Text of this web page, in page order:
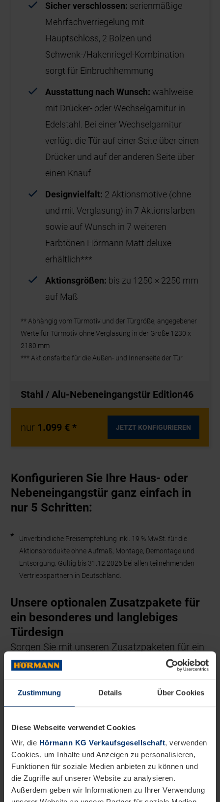
Zustimmung Details Über Cookies
Diese Webseite verwendet Cookies
Wir, die Hörmann KG Verkaufsgesellschaft, verwenden
Cookies, um Inhalte und Anzeigen zu personalisieren,
Funktionen für soziale Medien anbieten zu können und
die Zugriffe auf unserer Website zu analysieren.
Außerdem geben wir Informationen zu Ihrer Verwendung
Sicher verschlossen: serienmäßige
Mehrfachverriegelung mit
Hauptschloss, 2 Bolzen und
Schwenk-/Hakenriegel-Kombination
sorgt für Einbruchhemmung
Ausstattung nach Wunsch: wahlweise
mit Drücker- oder Wechselgarnitur in
Edelstahl. Bei einer Wechselgarnitur
verfügt die Tür auf einer Seite über einen
Drücker und auf der anderen Seite über
einen Knauf
Designvielfalt: 2 Aktionsmotive (ohne
und mit Verglasung) in 7 Aktionsfarben
sowie auf Wunsch in 7 weiteren
Farbtönen Hörmann Matt deluxe
erhältlich***
Aktionsgrößen: bis zu 1250 × 2250 mm
auf Maß
** Abhängig vom Türmotiv und der Türgröße; angegebener
Werte für Türmotiv ohne Verglasung in der Größe 1230 x
2180 mm
*** Aktionsfarbe für die Außen- und Innenseite der Tür
Stahl / Alu-Nebeneingangstür Edition46
nur 1.099 € * JETZT KONFIGURIEREN
Konfigurieren Sie Ihre Haus- oder
Nebeneingangstür ganz einfach in
nur 5 Schritten:
*
Unverbindliche Preisempfehlung inkl. 19 % MwSt. für die
Aktionsprodukte ohne Aufmaß, Montage, Demontage und
Entsorgung. Gültig bis 31.12.2026 bei allen teilnehmenden
Vertriebspartnern in Deutschland.
Unsere optionalen Zusatzpakete für
ein besonderes und langlebiges
Türdesign
Sorgen Sie mit unseren Zusatzpaketen für ein
besonders exklusives Design Ihrer
ThermoSafe Haustür oder wählen Sie unser
schöne Türansicht ein Leben lang.